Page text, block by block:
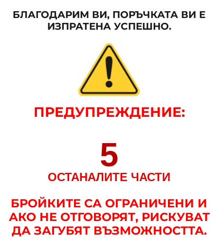
БЛАГОДАРИМ ВИ, ПОРЪЧКАТА ВИ Е
ИЗПРАТЕНА УСПЕШНО.
ПРЕДУПРЕЖДЕНИЕ:
ОСТАНАЛИТЕ ЧАСТИ
5
БРОЙКИТЕ СА ОГРАНИЧЕНИ И
АКО НЕ ОТГОВОРЯТ, РИСКУВАТ
ДА ЗАГУБЯТ ВЪЗМОЖНОСТТА.